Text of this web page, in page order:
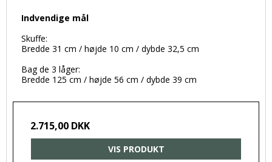
Indvendige mål
Skuffe:
Bredde 31 cm / højde 10 cm / dybde 32,5 cm
Bag de 3 låger:
Bredde 125 cm / højde 56 cm / dybde 39 cm
2.715,00 DKK
VIS PRODUKT